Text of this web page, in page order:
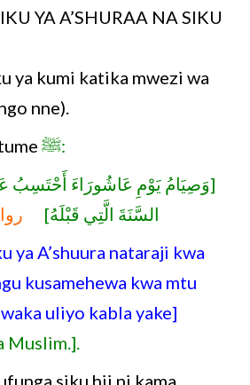
YA A’SHURAA NA SIKU
ya kumi katika mwezi wa
nne).
ﷺ:
[وَصِيَامُ يَوْمِ عَاشُورَاءَ أَحْتَسِبُ
السَّنَةَ الَّتِي قَبْلَهُ]
ya A’shuura nataraji kwa
kusamehewa kwa mtu
uliyo kabla yake]
Muslim.].
siku hii ni kama